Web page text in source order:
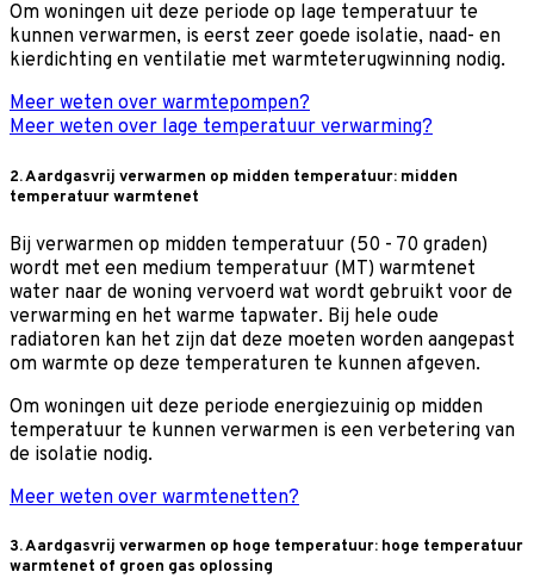
Om woningen uit deze periode op lage temperatuur te
kunnen verwarmen, is eerst zeer goede isolatie, naad- en
kierdichting en ventilatie met warmteterugwinning nodig.
Meer weten over warmtepompen?
Meer weten over lage temperatuur verwarming?
2. Aardgasvrij verwarmen op midden temperatuur: midden
temperatuur warmtenet
Bij verwarmen op midden temperatuur (50 - 70 graden)
wordt met een medium temperatuur (MT) warmtenet
water naar de woning vervoerd wat wordt gebruikt voor de
verwarming en het warme tapwater. Bij hele oude
radiatoren kan het zijn dat deze moeten worden aangepast
om warmte op deze temperaturen te kunnen afgeven.
Om woningen uit deze periode energiezuinig op midden
temperatuur te kunnen verwarmen is een verbetering van
de isolatie nodig.
Meer weten over warmtenetten?
3. Aardgasvrij verwarmen op hoge temperatuur: hoge temperatuur
warmtenet of groen gas oplossing